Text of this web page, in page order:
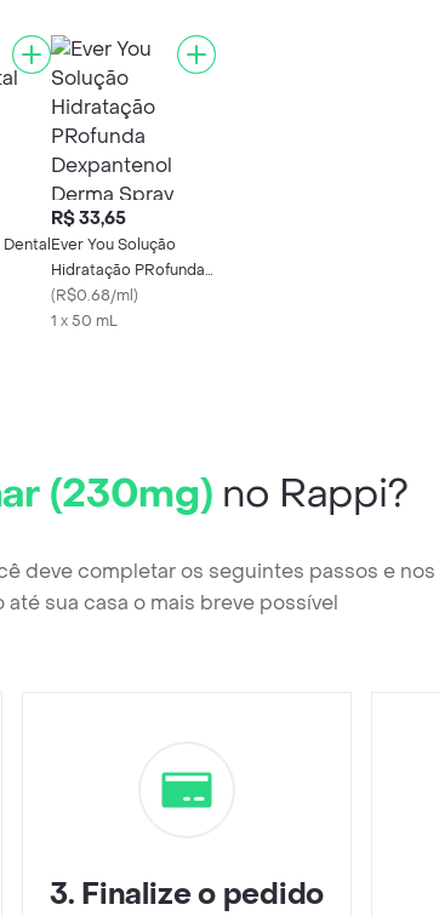
R$ 33,65
Ever You Solução
Hidratação PRofunda
Dexpantenol Derma
Spray
(R$0.68/ml)
1 x 50 mL
(230mg) no Rappi?
deve completar os seguintes passos e nos
sua casa o mais breve possível
3. Finalize o pedido